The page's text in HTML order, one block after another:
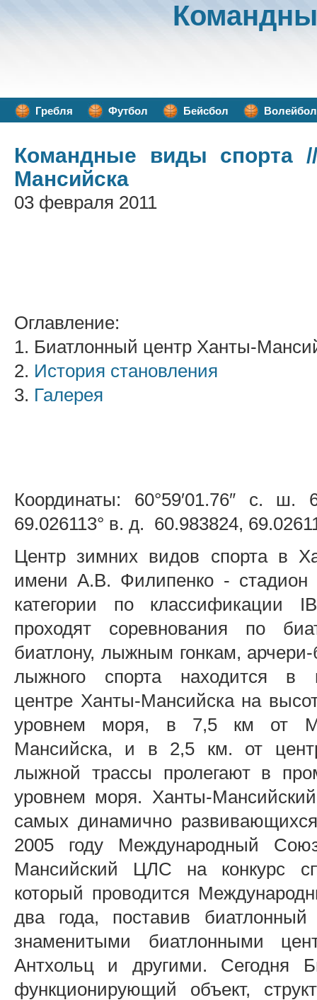
Гребля Футбол Бейсбол Волейбол
Командные виды спорта
Мансийска
03 февраля 2011
Оглавление:
1. Биатлонный центр Ханты-
2. История становления
3. Галерея
Координаты: 60°59′01.76″ с.
69.026113° в. д. 60.983824,
Центр зимних видов спорта в
имени А.В. Филипенко - стадион
категории по классификации
проходят соревнования по
биатлону, лыжным гонкам, арчери-
лыжного спорта находится в
центре Ханты-Мансийска на
уровнем моря, в 7,5 км от
Мансийска, и в 2,5 км. от
лыжной трассы пролегают в
уровнем моря. Ханты-
самых динамично
2005 году Международный
Мансийский ЦЛС на конкурс
который проводится
два года, поставив
знаменитыми биатлонными
Антхольц и другими. Сегодня
функционирующий объект,